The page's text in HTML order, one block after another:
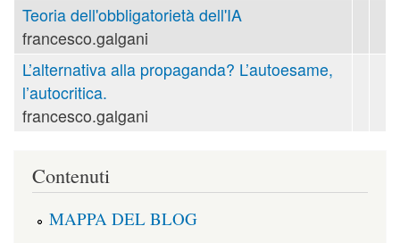
Teoria dell'obbligatorietà dell'IA
francesco.galgani
L’alternativa alla propaganda? L’autoesame,
l’autocritica.
francesco.galgani
Contenuti
MAPPA DEL BLOG